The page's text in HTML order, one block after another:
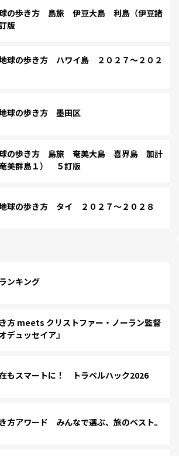
の歩き方 島旅 伊豆大島 利島（伊豆諸
版
球の歩き方 ハワイ島 ２０２７～２０２
球の歩き方 墨田区
の歩き方 島旅 奄美大島 喜界島 加計
美群島１） ５訂版
球の歩き方 タイ ２０２７～２０２８
ンキング
方 meets クリストファー・ノーラン監督
デュッセイア』
もスマートに！ トラベルハック2026
方アワード みんなで選ぶ、旅のベスト。